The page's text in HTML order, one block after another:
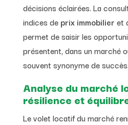
décisions éclairées. La
indices de prix immobilier et
permet de saisir les
présentent, dans un marché
souvent synonyme de succès.
Analyse du marché
résilience et
Le volet locatif du marché